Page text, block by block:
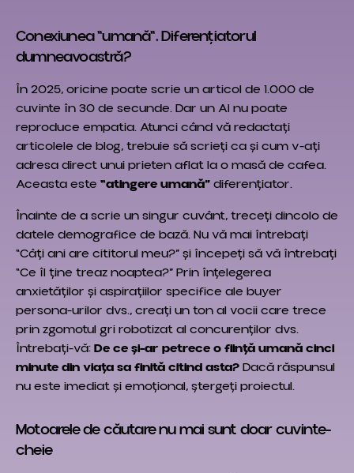
Conexiunea "umană". Diferențiatorul
dumneavoastră?
În 2025, oricine poate scrie un articol de 1.000 de
cuvinte în 30 de secunde. Dar un AI nu poate
reproduce empatia. Atunci când vă redactați
articolele de blog, trebuie să scrieți ca și cum v-ați
adresa direct unui prieten aflat la o masă de cafea.
Aceasta este “atingere umană”diferențiator.
Înainte de a scrie un singur cuvânt, treceți dincolo de
datele demografice de bază. Nu vă mai întrebați
“Câți ani are cititorul meu?” și începeți să vă întrebați
“Ce îl ține treaz noaptea?” Prin înțelegerea
anxietăților și aspirațiilor specifice ale buyer
persona-urilor dvs., creați un ton al vocii care trece
prin zgomotul gri robotizat al concurenților dvs.
Întrebați-vă:De ce și-ar petrece o ființă umană cinci
minute din viața sa finită citind asta?Dacă răspunsul
nu este imediat și emoțional, ștergeți proiectul.
Motoarele de căutare nu mai sunt doar cuvinte-
cheie